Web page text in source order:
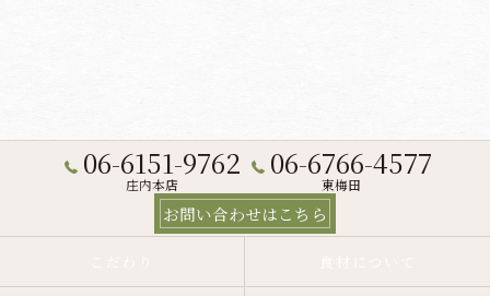
06-6151-9762
庄内本店
06-6766-4577
東梅田
お問い合わせはこちら